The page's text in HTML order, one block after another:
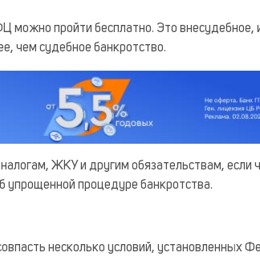
можно пройти бесплатно. Это внесудебное,
чем судебное банкротство.
ЖКУ и другим обязательствам, если
упрощенной процедуре банкротства.
несколько условий, установленных